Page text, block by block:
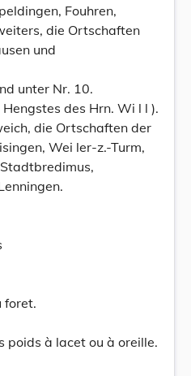
Fouhren,
die Ortschaften
und
unter Nr. 10.
des Hrn. Wi l l ).
die Ortschaften der
Wei ler-z.-Turm,
foret.
poids à lacet ou à oreille.